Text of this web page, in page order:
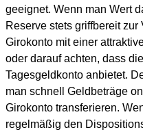
geeignet. Wenn man Wert
Reserve stets griffbereit
Girokonto mit einer
oder darauf achten, dass die
Tagesgeldkonto anbietet.
man schnell Geldbeträge
Girokonto transferieren.
regelmäßig den